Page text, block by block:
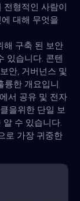
전형적인 사람이
대해 무엇을
해 구축 된 보안
있습니다. 콘텐
안, 거버넌스 및
륭한 개요입니
서 공유 및 전자
을위한 단일 보
수 있습니다.
로 가장 귀중한